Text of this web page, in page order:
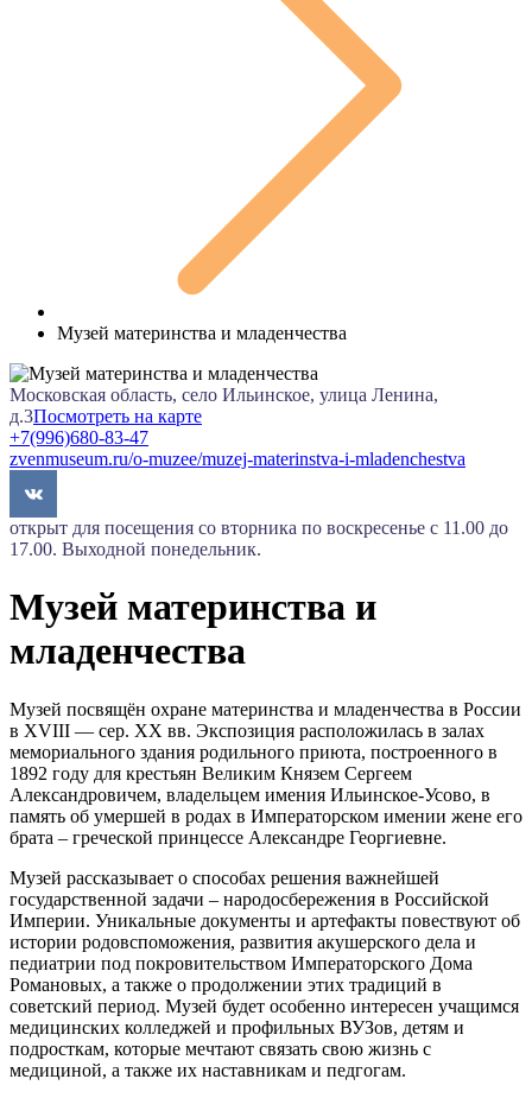
Музей материнства и младенчества
Московская область, село Ильинское, улица Ленина,
д.3Посмотреть на карте
+7(996)680-83-47
zvenmuseum.ru/o-muzee/muzej-materinstva-i-mladenchestva
открыт для посещения со вторника по воскресенье с 11.00 до
17.00. Выходной понедельник.
Музей материнства и
младенчества
Музей посвящён охране материнства и младенчества в России
в XVIII — сер. ХХ вв. Экспозиция расположилась в залах
мемориального здания родильного приюта, построенного в
1892 году для крестьян Великим Князем Сергеем
Александровичем, владельцем имения Ильинское-Усово, в
память об умершей в родах в Императорском имении жене его
брата – греческой принцессе Александре Георгиевне.
Музей рассказывает о способах решения важнейшей
государственной задачи – народосбережения в Российской
Империи. Уникальные документы и артефакты повествуют об
истории родовспоможения, развития акушерского дела и
педиатрии под покровительством Императорского Дома
Романовых, а также о продолжении этих традиций в
советский период. Музей будет особенно интересен учащимся
медицинских колледжей и профильных ВУЗов, детям и
подросткам, которые мечтают связать свою жизнь с
медициной, а также их наставникам и педгогам.